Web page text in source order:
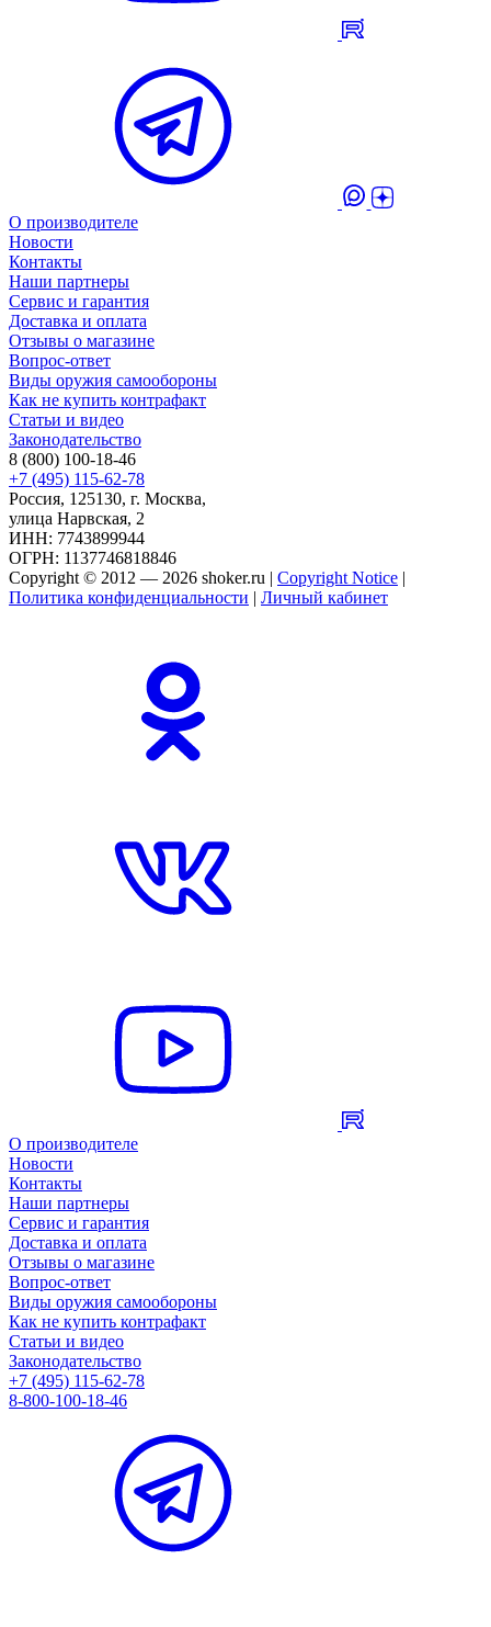
О производителе
Новости
Контакты
Наши партнеры
Сервис и гарантия
Доставка и оплата
Отзывы о магазине
Вопрос-ответ
Виды оружия самообороны
Как не купить контрафакт
Статьи и видео
Законодательство
8 (800) 100-18-46
+7 (495) 115-62-78
Россия, 125130, г. Москва,
улица Нарвская, 2
ИНН: 7743899944
ОГРН: 1137746818846
Copyright © 2012 — 2026 shoker.ru | Copyright Notice |
Политика конфиденциальности | Личный кабинет
О производителе
Новости
Контакты
Наши партнеры
Сервис и гарантия
Доставка и оплата
Отзывы о магазине
Вопрос-ответ
Виды оружия самообороны
Как не купить контрафакт
Статьи и видео
Законодательство
+7 (495) 115-62-78
8-800-100-18-46